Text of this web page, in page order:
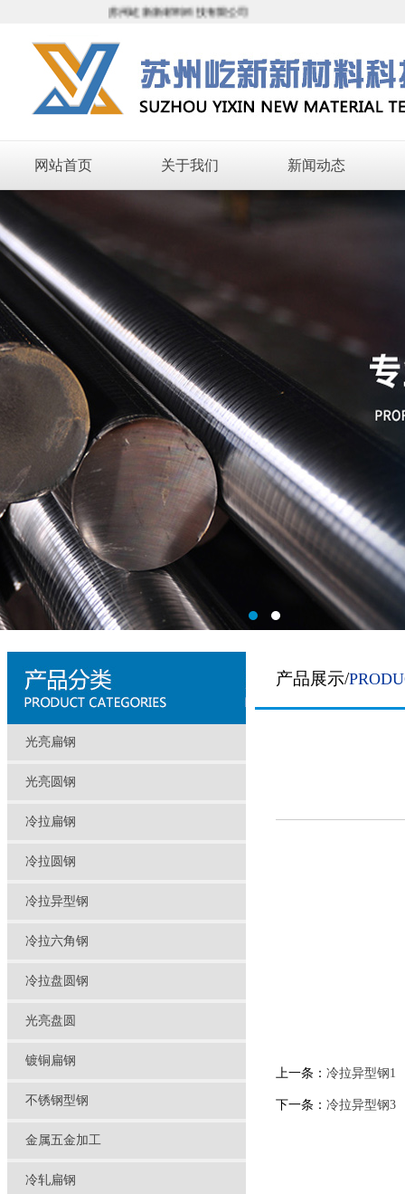
苏州屹新新材料科技有限公司
网站首页 关于我们 新闻动态
光亮扁钢
光亮圆钢
冷拉扁钢
冷拉圆钢
冷拉异型钢
冷拉六角钢
冷拉盘圆钢
光亮盘圆
镀铜扁钢
不锈钢型钢
金属五金加工
冷轧扁钢
产品展示/
上一条： 冷拉异型钢1
下一条： 冷拉异型钢3